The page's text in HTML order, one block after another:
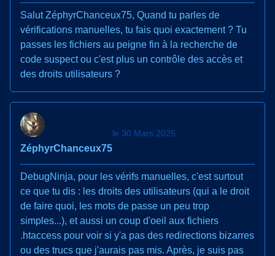
Salut ZéphyrChanceux75, Quand tu parles de
vérifications manuelles, tu fais quoi exactement ? Tu
passes les fichiers au peigne fin à la recherche de
code suspect ou c'est plus un contrôle des accès et
des droits utilisateurs ?
ZéphyrChanceux75
le 30 Mars 2025
DebugNinja, pour les vérifs manuelles, c'est surtout
ce que tu dis : les droits des utilisateurs (qui a le droit
de faire quoi, les mots de passe un peu trop
simples...), et aussi un coup d'oeil aux fichiers
.htaccess pour voir si y'a pas des redirections bizarres
ou des trucs que j'aurais pas mis. Après, je suis pas